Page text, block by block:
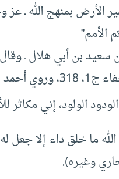
الأرض بمنهج الله ـ عز
الأمم”
سعيد بن أبي هلال ـ
جماعة من
الولود، إني مكاثر
وغيره).